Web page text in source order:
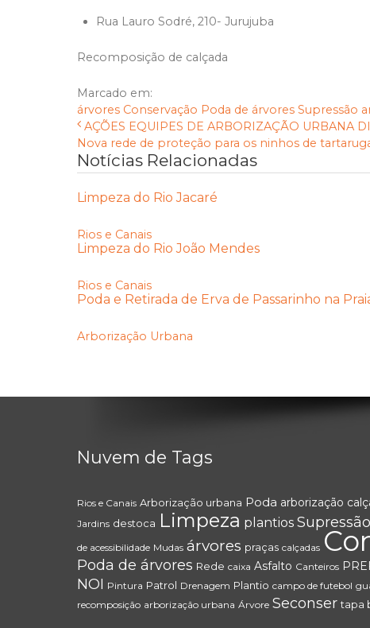
Rua Lauro Sodré, 210- Jurujuba
Recomposição de calçada
Marcado em:
árvores Conservação Poda de árvores Supressão
AÇÕES EQUIPES DE ARBORIZAÇÃO URBANA
Nova rede de proteção para os ninhos de
Notícias Relacionadas
Limpeza do Rio Jacaré
Rios e Canais
Limpeza do Rio João Mendes
Rios e Canais
Poda e Retirada de Erva de Passarinho na
Arborização Urbana
Nuvem de Tags
Rios e Canais Arborização urbana Poda arborização
Jardins destoca Limpeza plantios Supressão
de acessibilidade Mudas árvores praças calçadas
Poda de árvores Rede caixa Asfalto Canteiros
NOI Pintura Patrol Drenagem Plantio campo de futebol
recomposição arborização urbana Árvore Seconser tapa